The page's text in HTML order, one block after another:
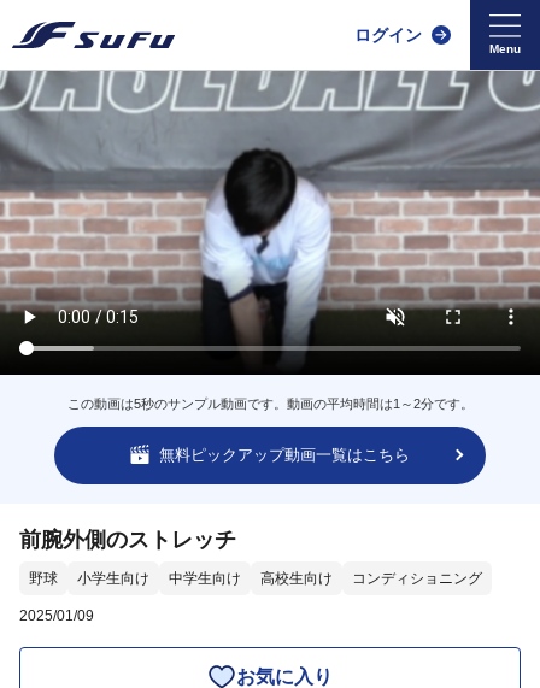
ログイン
この動画は5秒のサンプル動画です。動画の平均時間は1～2分です。
無料ピックアップ動画一覧はこちら
前腕外側のストレッチ
野球 小学生向け 中学生向け 高校生向け コンディショニング
2025/01/09
お気に入り